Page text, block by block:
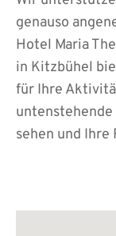
genauso
Hotel Maria
in Kitzbühel
für Ihre
untenstehende
sehen und Ihre